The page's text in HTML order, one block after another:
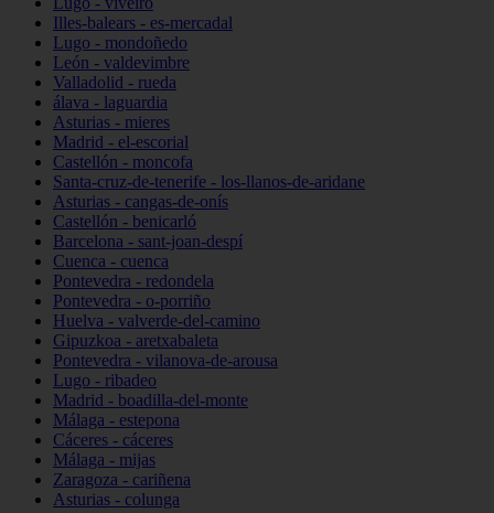
Illes-balears - es-mercadal
Lugo - mondoñedo
León - valdevimbre
Valladolid - rueda
álava - laguardia
Asturias - mieres
Madrid - el-escorial
Castellón - moncofa
Santa-cruz-de-tenerife - los-llanos-de-aridane
Asturias - cangas-de-onís
Castellón - benicarló
Barcelona - sant-joan-despí
Cuenca - cuenca
Pontevedra - redondela
Pontevedra - o-porriño
Huelva - valverde-del-camino
Gipuzkoa - aretxabaleta
Pontevedra - vilanova-de-arousa
Lugo - ribadeo
Madrid - boadilla-del-monte
Málaga - estepona
Cáceres - cáceres
Málaga - mijas
Zaragoza - cariñena
Asturias - colunga